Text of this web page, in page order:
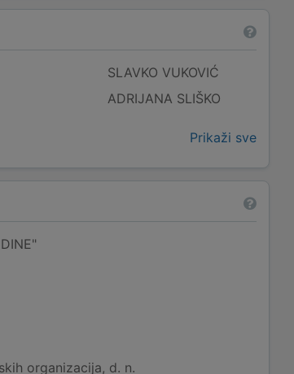
SLAVKO VUKOVIĆ
ADRIJANA SLIŠKO
Prikaži sve
organizacija, d. n.